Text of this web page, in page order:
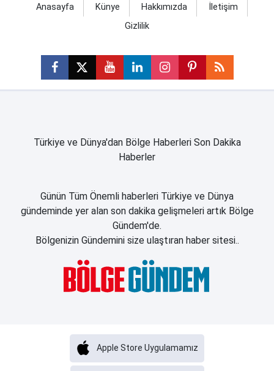
Anasayfa Künye Hakkımızda
İletişim
Gizlilik
Türkiye ve Dünya'dan Bölge Haberleri Son Dakika
Haberler
Günün Tüm Önemli haberleri Türkiye ve Dünya
gündeminde yer alan son dakika gelişmeleri artık Bölge
Gündem'de.
Bölgenizin Gündemini size ulaştıran haber sitesi..
Apple Store Uygulamamız